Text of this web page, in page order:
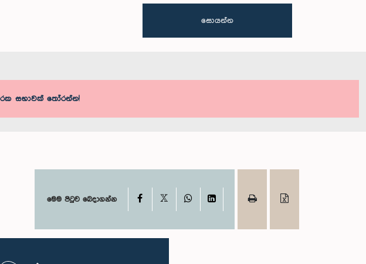
සොයන්න
සභාවක් තෝරන්න!
මෙම පිටුව බෙදාගන්න Facebook WhatsAppLinkedIn